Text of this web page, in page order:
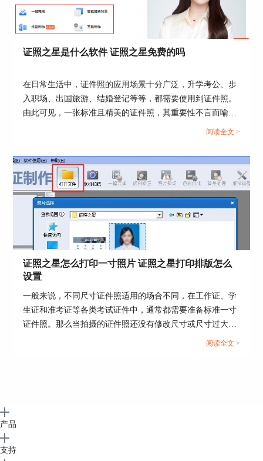
图4：模板库
2、从网上寻找模板
如果工具没有模板库需要自己从网上搜索，搜索
具，比如证照之星，此工具自带模板并且可以自定
义选择西装领带图片，时间上可以节省的多。
照模板的内容介绍如果你是新手想要给自己减轻压
Photoshop，具有专业性技术需要学习相关使用方法
才可以运用此工具，以上是小编的建议仅供大家参
考！
作者署名：红娟
证照之星是什么软件 证照之星免费的吗
在日常生活中，证件照的应用场景十分广泛，升学考公、步
入职场、出国旅游、结婚登记等等，都需要使用到证件照。
由此可见，一张标准且精美的证件照，其重要性不言而喻。
今天这篇文章就以“证照之星是什么软件，证照之星免费的
阅读全文 >
证照之星怎么打印一寸照片 证照之星打印排版怎么
设置
一般来说，不同尺寸证件照适用的场合不同，在工作证、学
生证和准考证等各类考试证件中，通常都需要准备标准一寸
证件照。那么当拍摄的证件照还没有修改尺寸或尺寸过大
时，可以使用证照之星来修改成一寸照片并进行排版打印。
阅读全文 >
产品
支持